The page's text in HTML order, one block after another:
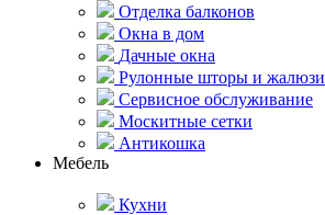
Отделка балконов
Окна в дом
Дачные окна
Рулонные шторы и жалюзи
Сервисное обслуживание
Москитные сетки
Антикошка
Мебель
Кухни